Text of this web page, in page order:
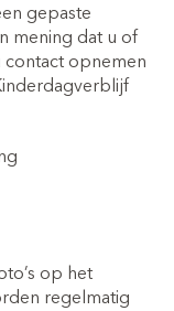
gepaste
mening dat u of
contact opnemen
op het
regelmatig